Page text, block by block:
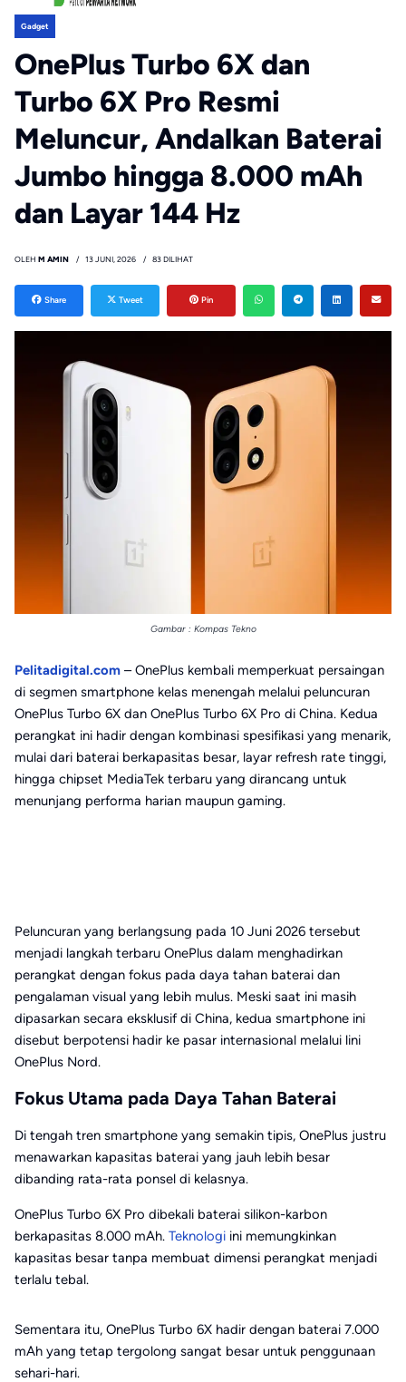
Gadget
OnePlus Turbo 6X dan
Turbo 6X Pro Resmi
Meluncur, Andalkan Baterai
Jumbo hingga 8.000 mAh
dan Layar 144 Hz
OLEH M AMIN 13 JUNI, 2026 83 DILIHAT
Share Tweet Pin
Gambar : Kompas Tekno
Pelitadigital.com – OnePlus kembali memperkuat persaingan
di segmen smartphone kelas menengah melalui peluncuran
OnePlus Turbo 6X dan OnePlus Turbo 6X Pro di China. Kedua
perangkat ini hadir dengan kombinasi spesifikasi yang menarik,
mulai dari baterai berkapasitas besar, layar refresh rate tinggi,
hingga chipset MediaTek terbaru yang dirancang untuk
menunjang performa harian maupun gaming.
Peluncuran yang berlangsung pada 10 Juni 2026 tersebut
menjadi langkah terbaru OnePlus dalam menghadirkan
perangkat dengan fokus pada daya tahan baterai dan
pengalaman visual yang lebih mulus. Meski saat ini masih
dipasarkan secara eksklusif di China, kedua smartphone ini
disebut berpotensi hadir ke pasar internasional melalui lini
OnePlus Nord.
Fokus Utama pada Daya Tahan Baterai
Di tengah tren smartphone yang semakin tipis, OnePlus justru
menawarkan kapasitas baterai yang jauh lebih besar
dibanding rata-rata ponsel di kelasnya.
OnePlus Turbo 6X Pro dibekali baterai silikon-karbon
berkapasitas 8.000 mAh. Teknologi ini memungkinkan
kapasitas besar tanpa membuat dimensi perangkat menjadi
terlalu tebal.
Sementara itu, OnePlus Turbo 6X hadir dengan baterai 7.000
mAh yang tetap tergolong sangat besar untuk penggunaan
sehari-hari.